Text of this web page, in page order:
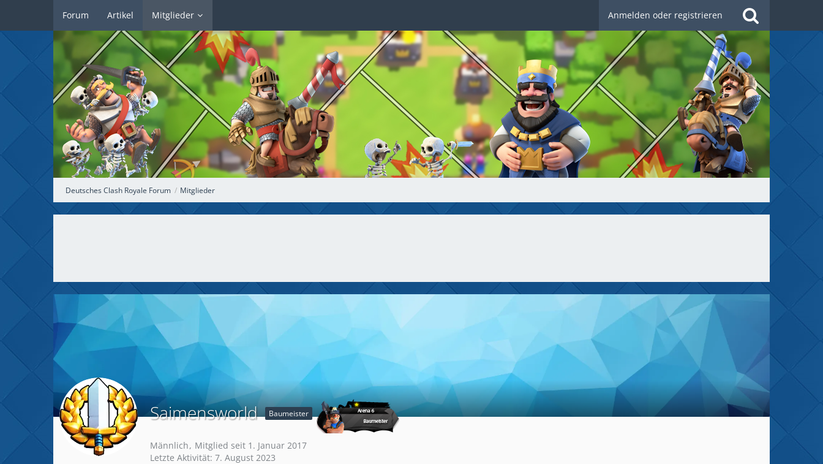
Forum Artikel Mitglieder Anmelden oder registrieren
Deutsches Clash Royale Forum Mitglieder
Saimensworld Baumeister
Männlich
Mitglied seit 1. Januar 2017
Letzte Aktivität: 7. August 2023